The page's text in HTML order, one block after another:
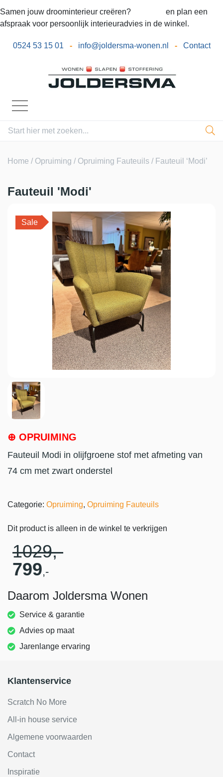
Samen jouw droominterieur creëren?
en plan een
afspraak voor persoonlijk interieuradvies in de winkel.
0524 53 15 01 - info@joldersma-wonen.nl - Contact
Home / Opruiming / Opruiming Fauteuils / Fauteuil ‘Modi’
Fauteuil 'Modi'
Sale
⊕ OPRUIMING
Fauteuil Modi in olijfgroene stof met afmeting van
74 cm met zwart onderstel
Categorie: Opruiming, Opruiming Fauteuils
Dit product is alleen in de winkel te verkrijgen
1029,-
799,-
Daarom Joldersma Wonen
Service & garantie
Advies op maat
Jarenlange ervaring
Klantenservice
Scratch No More
All-in house service
Algemene voorwaarden
Contact
Inspiratie